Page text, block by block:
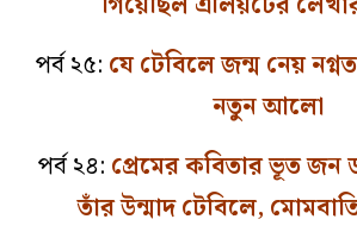
পর্ব ২৫: যে টেবিলে জন্ম নেয়
নতুন আলো
পর্ব ২৪: প্রেমের কবিতার ভূত জন
তাঁর উন্মাদ টেবিলে,